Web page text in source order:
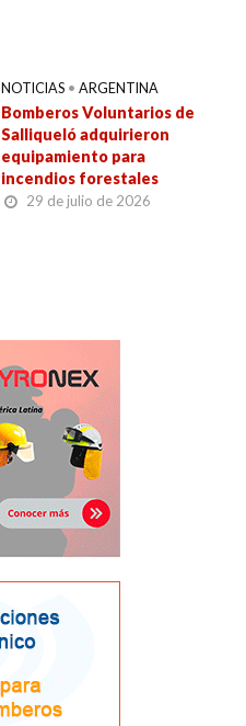
NOTICIAS • ARGENTINA
Bomberos Voluntarios de
Salliqueló adquirieron
equipamiento para
incendios forestales
29 de julio de 2026